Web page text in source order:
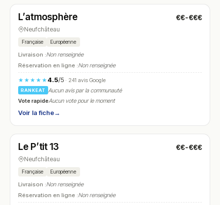
N° 12
L’atmosphère €€-€€€
Neufchâteau
Française Européenne
Livraison :Non renseignée
Réservation en ligne :Non renseignée
★★★★★4.5/5· 241 avis Google
RANKEAT
Aucun avis par la communauté
Vote rapideAucun vote pour le moment
Voir la fiche→
N° 13
Le P’tit 13 €€-€€€
Neufchâteau
Française Européenne
Livraison :Non renseignée
Réservation en ligne :Non renseignée